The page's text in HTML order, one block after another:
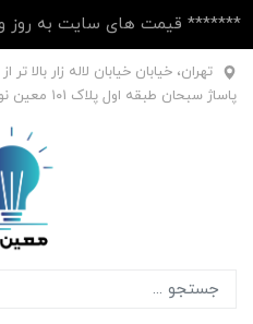
******* قیمت های سایت به روز
تهران، خیابان خیابان لاله زار بالا تر
پاساژ سبحان طبقه اول پلاک ۱۰1 معین نور